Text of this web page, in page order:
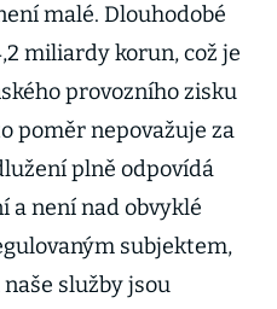
malé. Dlouhodobé
miliardy korun, což je
provozního zisku
poměr nepovažuje za
plně odpovídá
a není nad obvyklé
subjektem,
naše služby jsou